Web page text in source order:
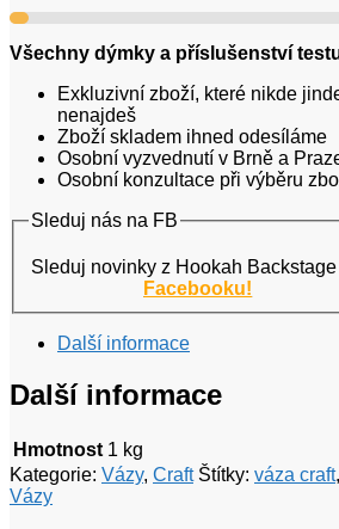
Všechny dýmky a příslušenství
Exkluzivní zboží, které nikde
nenajdeš
Zboží skladem ihned odesíláme
Osobní vyzvednutí v Brně a
Osobní konzultace při výběru
Sleduj nás na FB
Sleduj novinky z Hookah Backstage
Facebooku!
Další informace
Další informace
Hmotnost 1 kg
Kategorie: Vázy, Craft Štítky: váza craft,
Vázy